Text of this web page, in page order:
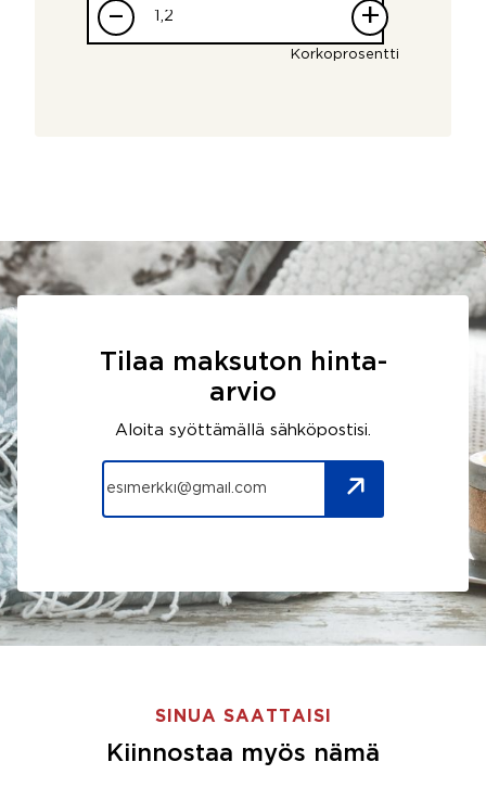
– +
Korkoprosentti
Tilaa maksuton hinta-
arvio
Aloita syöttämällä sähköpostisi.
SINUA SAATTAISI
Kiinnostaa myös nämä